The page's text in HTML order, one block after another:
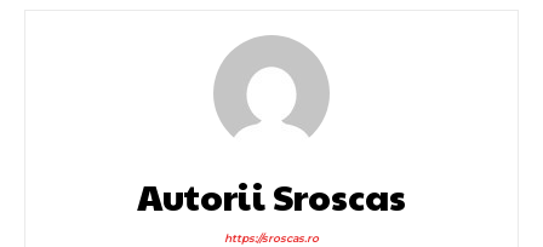
Autorii Sroscas
https://sroscas.ro